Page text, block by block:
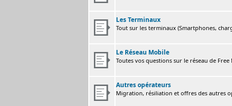
Les Terminaux
Tout sur les terminaux (Smartphones,
Le Réseau Mobile
Toutes vos questions sur le réseau de
Autres opérateurs
Migration, résiliation et offres des autres